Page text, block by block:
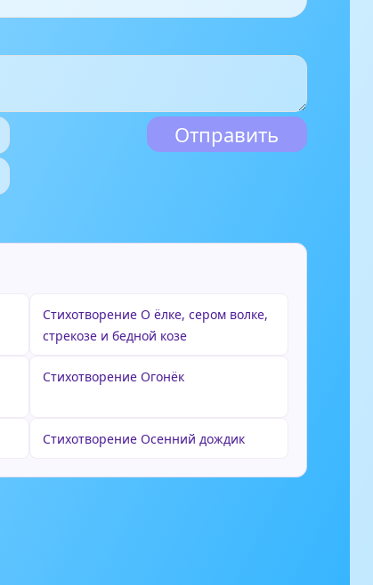
Стихотворение О ёлке, сером волке,
стрекозе и бедной козе
Стихотворение Огонёк
Стихотворение Осенний дождик